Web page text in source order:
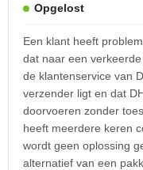
Opgelost
Een klant heeft
dat naar een
de klantenservice van
verzender ligt en dat
doorvoeren zonder
heeft meerdere keren
wordt geen oplossing
alternatief van een